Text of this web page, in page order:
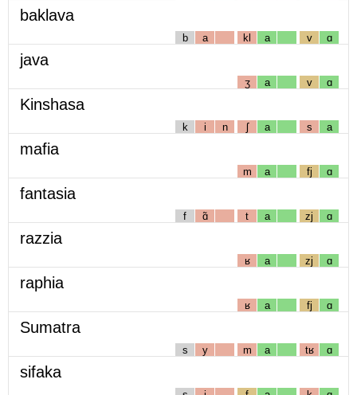
baklava
b a kl a v ɑ
java
ʒ a v ɑ
Kinshasa
k i n ʃ a s a
mafia
m a fj ɑ
fantasia
f ɑ̃ t a zj ɑ
razzia
ʁ a zj ɑ
raphia
ʁ a fj ɑ
Sumatra
s y m a tʁ ɑ
sifaka